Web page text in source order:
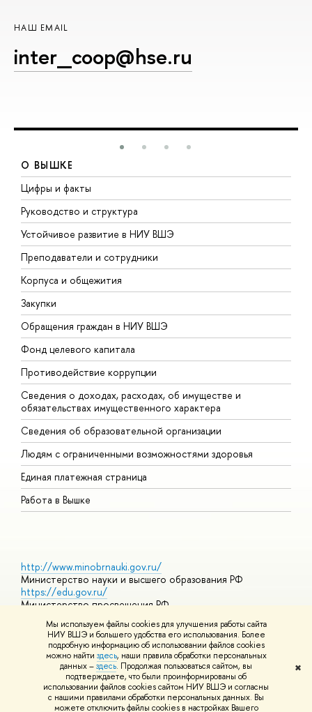
Мы используем файлы cookies для улучшения работы сайта
НИУ ВШЭ и большего удобства его использования. Более
подробную информацию об использовании файлов cookies
можно найти здесь, наши правила обработки персональных
данных –здесь. Продолжая пользоваться сайтом, вы
подтверждаете, что были проинформированы об
использовании файлов cookies сайтом НИУ ВШЭ и согласны
с нашими правилами обработки персональных данных. Вы
можете отключить файлы cookies в настройках Вашего
✖
НАШ EMAIL
inter_coop@hse.ru
О ВЫШКЕ
Цифры и факты
Руководство и структура
Устойчивое развитие в НИУ ВШЭ
Преподаватели и сотрудники
Корпуса и общежития
Закупки
Обращения граждан в НИУ ВШЭ
Фонд целевого капитала
Противодействие коррупции
Сведения о доходах, расходах, об имуществе и
обязательствах имущественного характера
Сведения об образовательной организации
Людям с ограниченными возможностями здоровья
Единая платежная страница
Работа в Вышке
http://www.minobrnauki.gov.ru/
Министерство науки и высшего образования РФ
https://edu.gov.ru/
Министерство просвещения РФ
https://elearning.hse.ru/mooc
Массовые открытые онлайн-курсы
© НИУ ВШЭ 1993–2026 Адреса и контактыУсловия
использования материалов Политика конфиденциальности
Шрифты HSE Sans и HSE Slab разработаны вШколе дизайна НИУ